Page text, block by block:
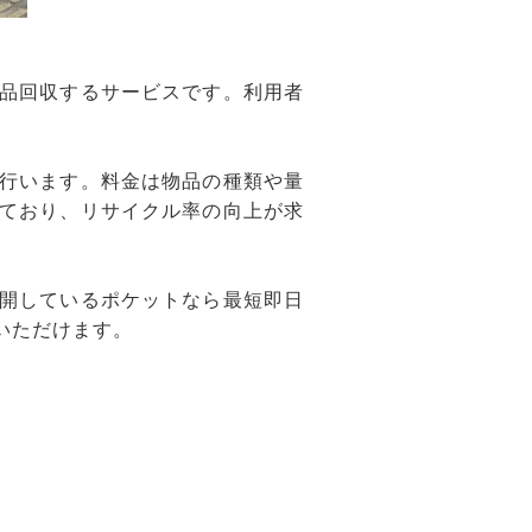
回収するサービスです。利用者
います。料金は物品の種類や量
おり、リサイクル率の向上が求
しているポケットなら最短即日
だけます。